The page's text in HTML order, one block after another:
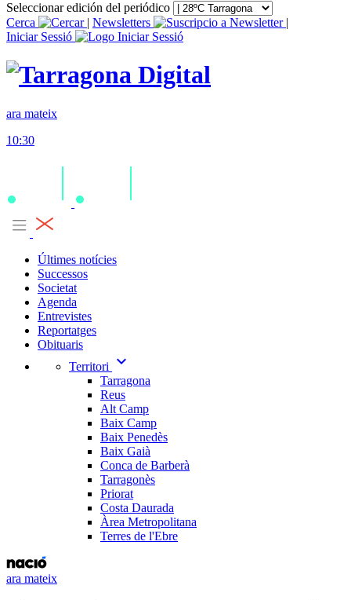
Seleccionar edición del periódico
Cerca
| Newsletters
|
Iniciar Sessió
ara mateix
10:30
Últimes notícies
Successos
Societat
Agenda
Entrevistes
Reportatges
Obituaris
Territori
expand_more
Tarragona
Reus
Alt Camp
Baix Camp
Baix Penedès
Baix Gaià
Conca de Barberà
Tarragonès
Priorat
Costa Daurada
Àrea Metropolitana
Terres de l'Ebre
ara mateix